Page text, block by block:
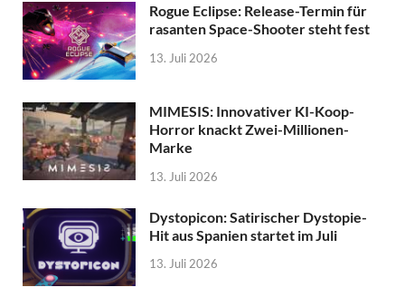
Rogue Eclipse: Release-Termin für
rasanten Space-Shooter steht fest
13. Juli 2026
MIMESIS: Innovativer KI-Koop-
Horror knackt Zwei-Millionen-
Marke
13. Juli 2026
Dystopicon: Satirischer Dystopie-
Hit aus Spanien startet im Juli
13. Juli 2026